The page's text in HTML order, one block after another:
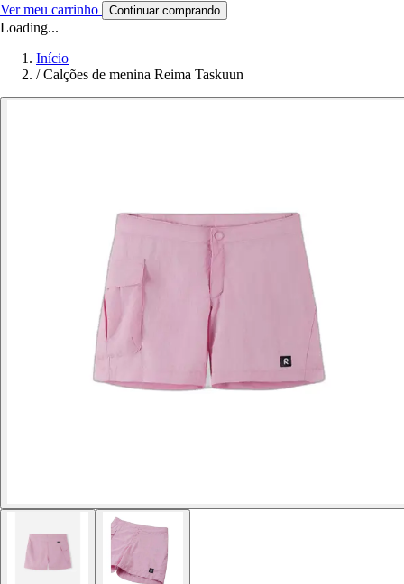
Ver meu carrinho Continuar comprando
Loading...
Início
/ Calções de menina Reima Taskuun